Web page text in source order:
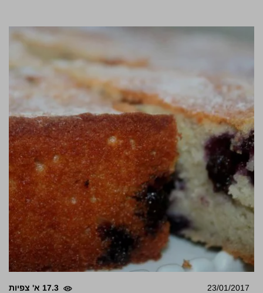
23/01/2017 17.3 א' צפיות